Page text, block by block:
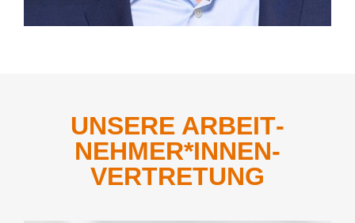
UNSERE ARBEIT­
NEHMER*­INNEN-
VERTRETUNG